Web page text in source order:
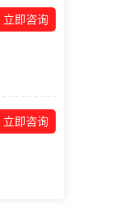
立即咨询
立即咨询